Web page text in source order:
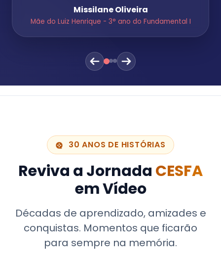
Missilane Oliveira
Mãe do Luiz Henrique - 3° ano do Fundamental I
30 ANOS DE HISTÓRIAS
Reviva a Jornada CESFA
em Vídeo
Décadas de aprendizado, amizades e
conquistas. Momentos que ficarão
para sempre na memória.